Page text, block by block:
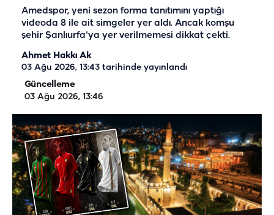
Amedspor, yeni sezon forma tanıtımını yaptığı
videoda 8 ile ait simgeler yer aldı. Ancak komşu
şehir Şanlıurfa'ya yer verilmemesi dikkat çekti.
Ahmet Hakkı Ak
03 Ağu 2026, 13:43 tarihinde yayınlandı
Güncelleme
03 Ağu 2026, 13:46